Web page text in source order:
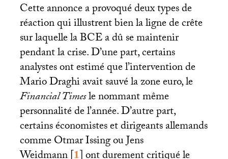
Cette annonce a provoqué deux types de
réaction qui illustrent bien la ligne de crête
sur laquelle laBCEa dû se maintenir
pendant la crise. D’une part, certains
analystes ont estimé que l’intervention de
Mario Draghi avait sauvé la zone euro, le
Financial Timesle nommant même
personnalité de l’année. D’autre part,
certains économistes et dirigeants allemands
comme Otmar Issing ou Jens